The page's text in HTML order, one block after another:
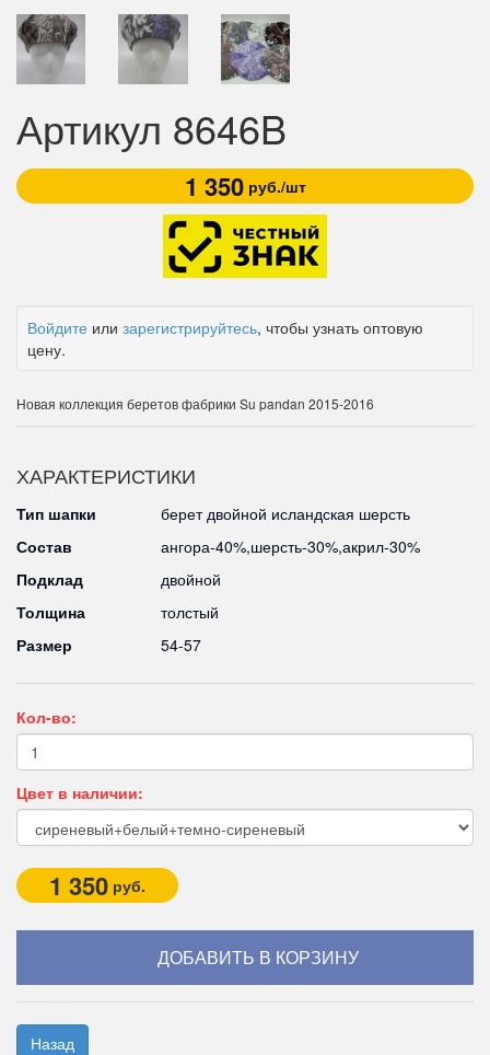
Артикул 8646B
1 350руб./шт
Войдите или зарегистрируйтесь, чтобы узнать оптовую
цену.
Новая коллекция беретов фабрики Su pandan 2015-2016
ХАРАКТЕРИСТИКИ
Тип шапки
берет двойной исландская шерсть
Состав
ангора-40%,шерсть-30%,акрил-30%
Подклад
двойной
Толщина
толстый
Размер
54-57
Кол-во:
Цвет в наличии:
1 350 руб.
Назад